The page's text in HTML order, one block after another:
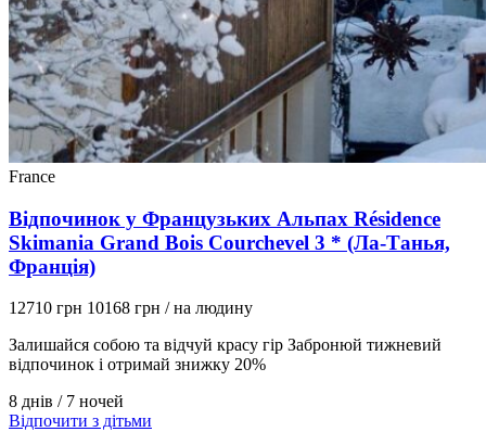
France
Відпочинок у Французьких Альпах Résidence
Skimania Grand Bois Courchevel 3 * (Ла-Танья,
Франція)
12710 грн 10168 грн / на людину
Залишайся собою та відчуй красу гір Забронюй тижневий
відпочинок і отримай знижку 20%
8 днів / 7 ночей
Відпочити з дітьми